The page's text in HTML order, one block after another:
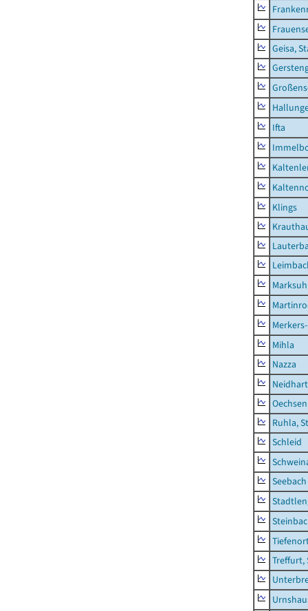
Geisa,
Ifta
Klings
Mihla
Nazza
Oechsen
Ruhla,
Schleid
Seebach
Treffurt,